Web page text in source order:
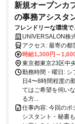
新規オープンカ
の事務アシスタ
フレンドリーな環境
UNIVERSALON株
アクセス: 最寄の都営新宿線浜町駅から徒歩約3分の場所に位置してお
ります。 東京メトロ半蔵門線水天宮駅徒歩約10分 東京メトロ日比谷
線人形町駅徒歩約13分 都営大江戸線森下駅徒歩約10分 詳
ス方法については
時給1,300円～
東京都東京23区中
勤務時間・曜日: シ
日4〜8時間程度の
てはご希望を伺い
る方...
仕事内容: 今回のポ
シスタント・秘書